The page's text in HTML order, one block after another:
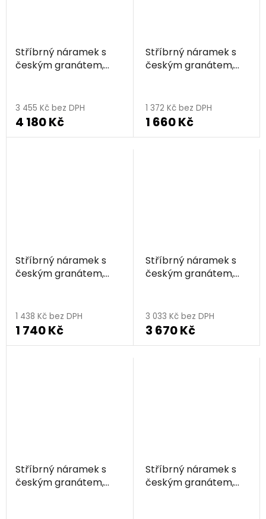
Stříbrný náramek s
českým granátem,
3 455 Kč bez DPH
4 180 Kč
Stříbrný náramek s
českým granátem,
1 372 Kč bez DPH
1 660 Kč
Stříbrný náramek s
českým granátem,
1 438 Kč bez DPH
1 740 Kč
Stříbrný náramek s
českým granátem,
3 033 Kč bez DPH
3 670 Kč
Stříbrný náramek s
českým granátem,
Stříbrný náramek s
českým granátem,